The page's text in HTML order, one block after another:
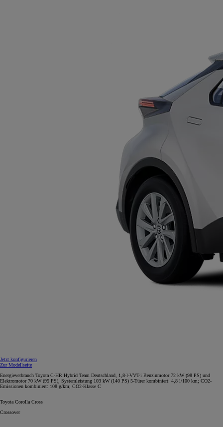
Jetzt konfigurieren
Zur Modellseite
Energieverbrauch Toyota C-HR Hybrid Team Deutschland, 1,8-l-VVT-i Benzinmotor 72 kW (98 PS) und
Elektromotor 70 kW (95 PS), Systemleistung 103 kW (140 PS) 5-Türer kombiniert: 4,8 l/100 km; CO2-
Emissionen kombiniert: 108 g/km; CO2-Klasse C
Toyota Corolla Cross
Crossover